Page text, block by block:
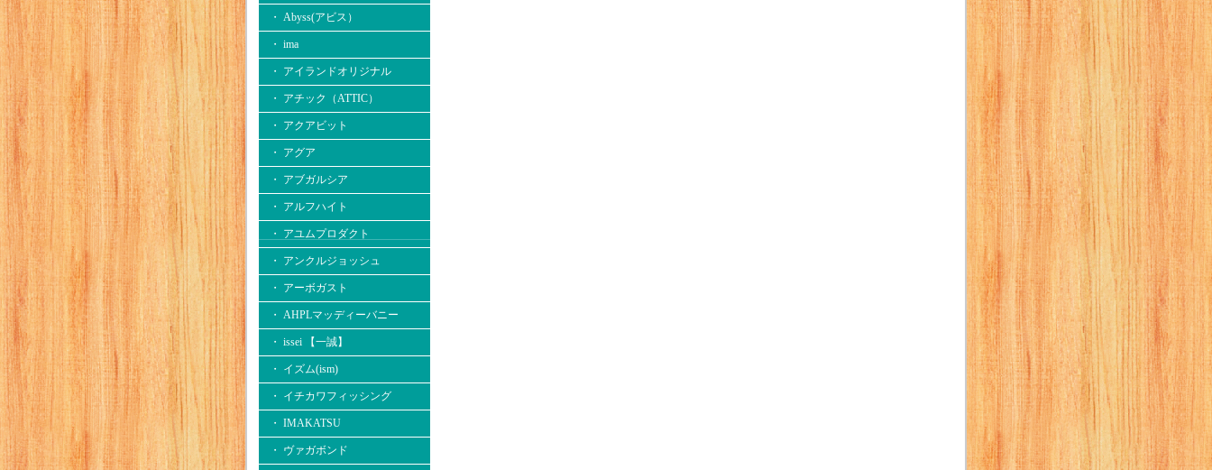
・ Abyss(アビス）
・ ima
・ アイランドオリジナル
・ アチック（ATTIC）
・ アクアビット
・ アグア
・ アブガルシア
・ アルフハイト
・ アユムプロダクト
・ アンクルジョッシュ
・ アーボガスト
・ AHPLマッディーバニー
・ issei 【一誠】
・ イズム(ism)
・ イチカワフィッシング
・ IMAKATSU
・ ヴァガボンド